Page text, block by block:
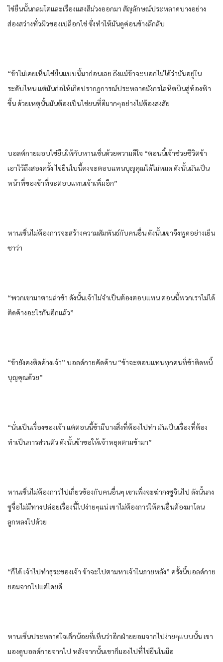
ไข่ยืนนั้นกลมโตและเรืองแสงสีม่วงออกมา สัญลักษณ์ประหลาดบางอย่าง
ส่องสว่างทั่วผิวของเปลือกไข่ ซึ่งทําให้มันดูค่อนข้างลึกลับ
“ข้าไม่เคยเห็นไข่ยืนแบบนี้มาก่อนเลย ถึงแม้ข้าจะบอกไม่ได้ว่ามันอยู่ใน
ระดับไหน แต่มันก่อให้เกิดปรากฏการณ์ประหลาดมังกรโลหิตบินสู่ท้องฟ้า
ขึ้น ด้วยเหตุนั้นมันต้องเป็นไข่ยนที่ดีมากๆอย่างไม่ต้องสงสัย
บอลต์กายมอบไข่ยืนให้กับหานเซิ่นด้วยความดีใจ “ตอนนี้เจ้าช่วยชีวิตข้า
เอาไว้ถึงสองครั้ง ไข่ยีนใบนี้คงจะตอบแทนบุญคุณได้ไม่หมด ดังนั้นมันเป็น
หน้าที่ของข้าที่จะตอบแทนเจ้าเพิ่มอีก”
หานเซิ่นไม่ต้องการจะสร้างความสัมพันธ์กับคนอื่น ดังนั้นเขาจึงพูดอย่างเย็น
ชาว่า
“พวกเขามาตามล่าข้า ดังนั้นเจ้าไม่จําเป็นต้องตอบแทน ตอนนี้พวกเราไม่ได้
ติดค้างอะไรกันอีกแล้ว”
“ข้ายังคงติดค้างเจ้า” บอลด์กายคัดค้าน “ข้าจะตอบแทนทุกคนที่ข้าติดหนี้
บุญคุณด้วย”
“นั่นเป็นเรื่องของเจ้า แต่ตอนนี้ข้ามีบางสิ่งที่ต้องไปทํา มันเป็นเรื่องที่ต้อง
ทําเป็นการส่วนตัว ดังนั้นข้าขอให้เจ้าหยุดตามข้ามา”
หานเซิ่นไม่ต้องการไปเกี่ยวข้องกับคนอื่นๆ เขาเพิ่งจะฆ่ากงซูจินไป ดังนั้นกง
ซูจื่อไม่มีทางปล่อยเรื่องนี้ไปง่ายๆแน่ เขาไม่ต้องการให้คนอื่นต้องมาโดน
ลูกหลงไปด้วย
“ก็ได้ เจ้าไปทําธุระของเจ้า ข้าจะไปตามหาเจ้าในภายหลัง” ครั้งนี้บอลด์กาย
ยอมจากไปแต่โดยดี
หานเซิ่นประหลาดใจเล็กน้อยที่เห็นว่าอีกฝ่ายยอมจากไปง่ายๆแบบนั้น เขา
มองดูบอลด์กายจากไป หลังจากนั้นเขาก็มองไปที่ไข่ยืนในมือ